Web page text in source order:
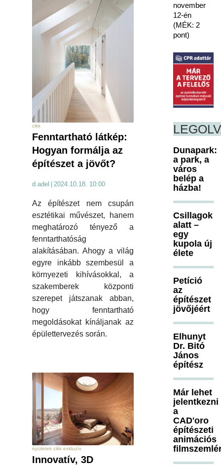
cikk
Fenntartható látkép:
Hogyan formálja az
építészet a jövőt?
d.adel 2024.10.18. 10:00
Az építészet nem csupán
esztétikai művészet, hanem
meghatározó tényező a
fenntarthatóság
alakításában. Ahogy a világ
egyre inkább szembesül a
környezeti kihívásokkal, a
szakemberek központi
szerepet játszanak abban,
hogy fenntartható
megoldásokat kínáljanak az
épülettervezés során.
épületek cikk exkluzív
Innovatív, 3D
november
12-én
(MÉK: 2
pont)
Dunapark:
a park, a
város
belép a
házba!
Csillagok
alatt –
egy
kupola új
élete
Petíció
az
építészet
jövőjéért
Elhunyt
Dr. Bitó
János
építész
Már lehet
jelentkezni
a
CAD'oro
építészeti
animációs